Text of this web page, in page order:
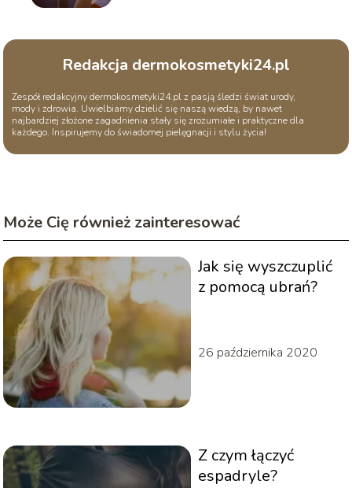
Redakcja dermokosmetyki24.pl
Zespół redakcyjny dermokosmetyki24.pl z pasją śledzi świat urody,
mody i zdrowia. Uwielbiamy dzielić się naszą wiedzą, by nawet
najbardziej złożone zagadnienia stały się zrozumiałe i praktyczne dla
każdego. Inspirujemy do świadomej pielęgnacji i stylu życia!
Może Cię również zainteresować
Jak się wyszczuplić
z pomocą ubrań?
26 października 2020
Z czym łączyć
espadryle?